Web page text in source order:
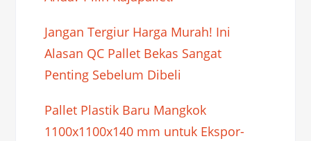
Jangan Tergiur Harga Murah! Ini
Alasan QC Pallet Bekas Sangat
Penting Sebelum Dibeli
Pallet Plastik Baru Mangkok
1100x1100x140 mm untuk Ekspor-